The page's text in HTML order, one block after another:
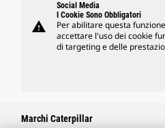
warning
Social Media
I Cookie Sono Obbligatori
Per abilitare questa
accettare l'uso dei cookie
di targeting e delle
Marchi Caterpillar